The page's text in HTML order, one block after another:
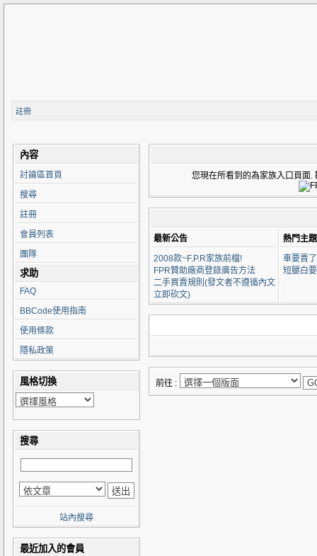
註冊
內容
討論區首頁
搜尋
註冊
會員列表
團隊
求助
FAQ
BBCode使用指南
使用條款
隱私政策
風格切換
搜尋
站內搜尋
最近加入的會員
您現在所看到的為家族入口頁面
最新公告
熱門主題
2008款~F.P.R家族前檔!
FPR贊助廠商登錄廣告方法
二手買賣規則(發文者不遵循內文
立即砍文)
車要賣
短腿白
前往 :